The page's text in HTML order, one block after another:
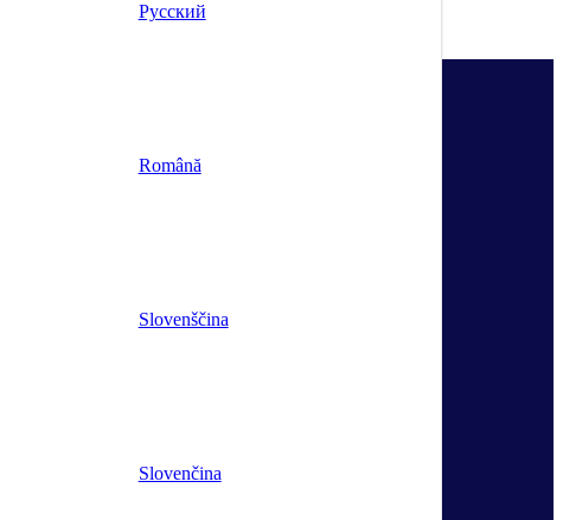
Русский
Română
Slovenščina
Slovenčina